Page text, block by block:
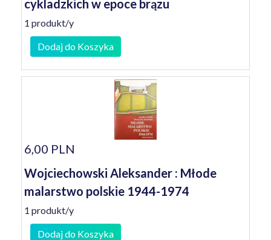
cykladzkich w epoce brązu
1 produkt/y
Dodaj do Koszyka
6,00 PLN
Wojciechowski Aleksander : Młode
malarstwo polskie 1944-1974
1 produkt/y
Dodaj do Koszyka